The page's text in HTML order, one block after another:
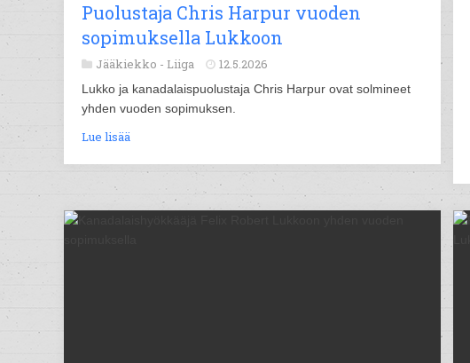
Puolustaja Chris Harpur vuoden
sopimuksella Lukkoon
Jääkiekko - Liiga 12.5.2026
Lukko ja kanadalaispuolustaja Chris Harpur ovat solmineet
yhden vuoden sopimuksen.
Lue lisää